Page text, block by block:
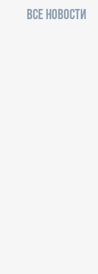
ВСЕ НОВОСТИ